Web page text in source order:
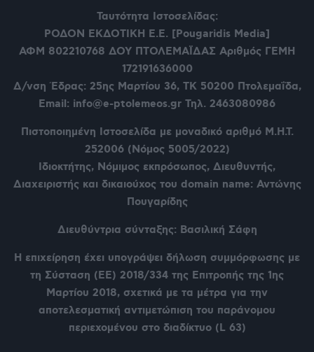
Ταυτότητα Ιστοσελίδας:
ΡΟΔΟΝ ΕΚΔΟΤΙΚΗ Ε.Ε. [Pougaridis Media]
ΑΦΜ 802210768 ΔΟΥ ΠΤΟΛΕΜΑΪΔΑΣ Αριθμός ΓΕΜΗ
172191636000
Δ/νση Έδρας: 25ης Μαρτίου 36, ΤΚ 50200 Πτολεμαΐδα,
Email: info@e-ptolemeos.gr Τηλ. 2463080986
Πιστοποιημένη Ιστοσελίδα με μοναδικό αριθμό Μ.Η.Τ.
252006 (Νόμος 5005/2022)
Ιδιοκτήτης, Νόμιμος εκπρόσωπος, Διευθυντής,
Διαχειριστής και δικαιούχος του domain name: Αντώνης
Πουγαρίδης
Διευθύντρια σύνταξης: Βασιλική Σάφη
Η επιχείρηση έχει υπογράψει δήλωση συμμόρφωσης με
τη Σύσταση (ΕΕ) 2018/334 της Επιτροπής της 1ης
Μαρτίου 2018, σχετικά με τα μέτρα για την
αποτελεσματική αντιμετώπιση του παράνομου
περιεχομένου στο διαδίκτυο (L 63)